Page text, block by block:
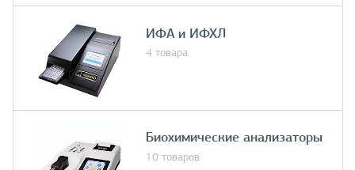
ИФА и ИФХЛ
4 товара
Биохимические анализаторы
10 товаров